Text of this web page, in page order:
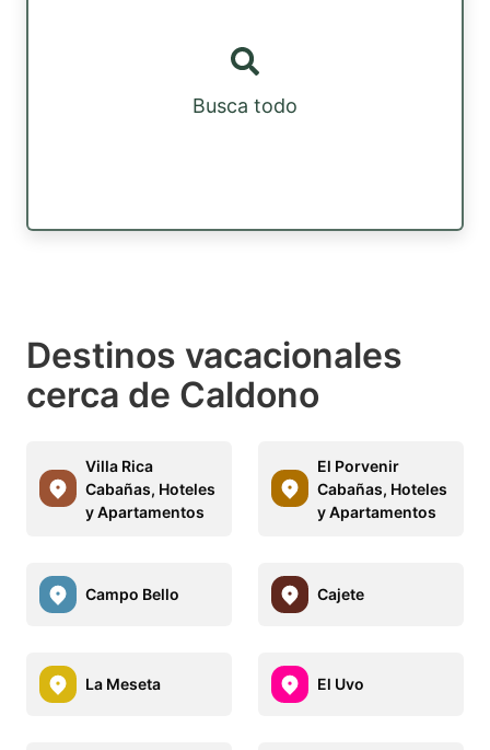
Busca todo
Destinos vacacionales
cerca de Caldono
Villa Rica
Cabañas, Hoteles
y Apartamentos
El Porvenir
Cabañas, Hoteles
y Apartamentos
Campo Bello Cajete
La Meseta El Uvo